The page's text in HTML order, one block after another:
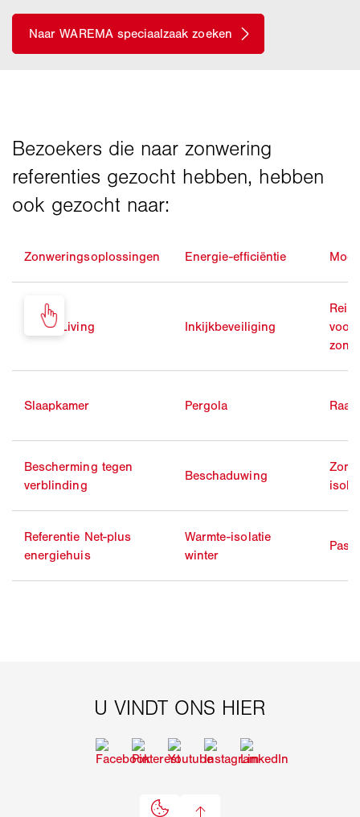
Zonweringsoplossingen Energie-efficiëntie
Smart Living Inkijkbeveiliging
voor
Slaapkamer Pergola
Bescherming tegen
verblinding
Beschaduwing
Referentie Net-plus
energiehuis
Warmte-isolatie
winter